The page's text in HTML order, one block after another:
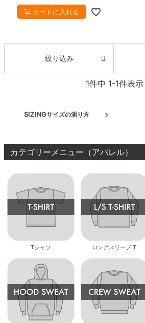
カートに入れる
絞り込み
1件中 1-1件表示
SIZINGサイズの測り方
カテゴリーメニュー（アパレル）
Tシャツ ロングスリーブ T
8.3inch
8.7inch
8.8inch
9.0inch以上
シェイプデッキ
高性能デッキ
8.4inch
8.8inch
8.9inch
63mm
72mm
75mm
練習用アイテム（初心者におすすめ）
スケートケース・バッグ
27cm
29cm
29.5cm
キャップ
ソックス